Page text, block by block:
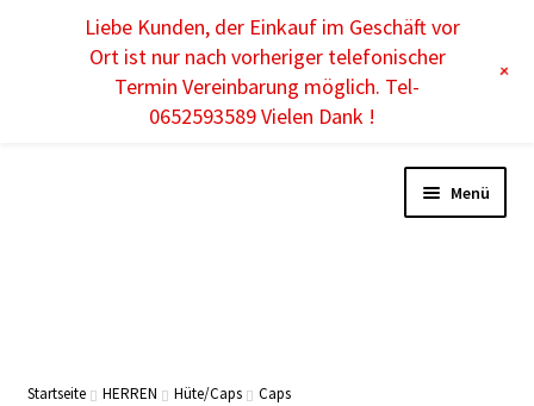
Menü
Startseite HERREN Hüte/Caps Caps
Liebe Kunden, der Einkauf im Geschäft vor
Ort ist nur nach vorheriger telefonischer
Termin Vereinbarung möglich. Tel-
0652593589 Vielen Dank !
+
DE